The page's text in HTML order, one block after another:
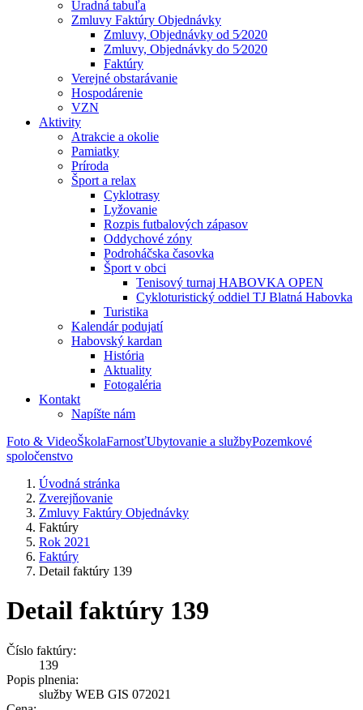
Úradná tabuľa
Zmluvy Faktúry Objednávky
Zmluvy, Objednávky od 5⁄2020
Zmluvy, Objednávky do 5⁄2020
Faktúry
Verejné obstarávanie
Hospodárenie
VZN
Aktivity
Atrakcie a okolie
Pamiatky
Príroda
Šport a relax
Cyklotrasy
Lyžovanie
Rozpis futbalových zápasov
Oddychové zóny
Podroháčska časovka
Šport v obci
Tenisový turnaj HABOVKA OPEN
Cykloturistický oddiel TJ Blatná Habovka
Turistika
Kalendár podujatí
Habovský kardan
História
Aktuality
Fotogaléria
Kontakt
Napíšte nám
Foto & VideoŠkolaFarnosťUbytovanie a službyPozemkové
spoločenstvo
Úvodná stránka
Zverejňovanie
Zmluvy Faktúry Objednávky
Faktúry
Rok 2021
Faktúry
Detail faktúry 139
Detail faktúry 139
Číslo faktúry:
139
Popis plnenia:
služby WEB GIS 072021